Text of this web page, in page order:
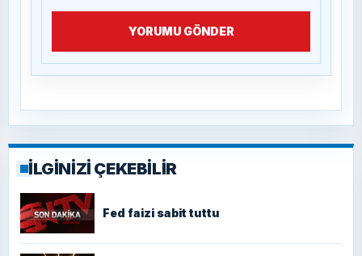
YORUMU GÖNDER
İLGİNİZİ ÇEKEBİLİR
Fed faizi sabit tuttu